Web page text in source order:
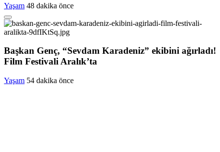
Yaşam 48 dakika önce
Başkan Genç, “Sevdam Karadeniz” ekibini ağırladı!
Film Festivali Aralık’ta
Yaşam 54 dakika önce